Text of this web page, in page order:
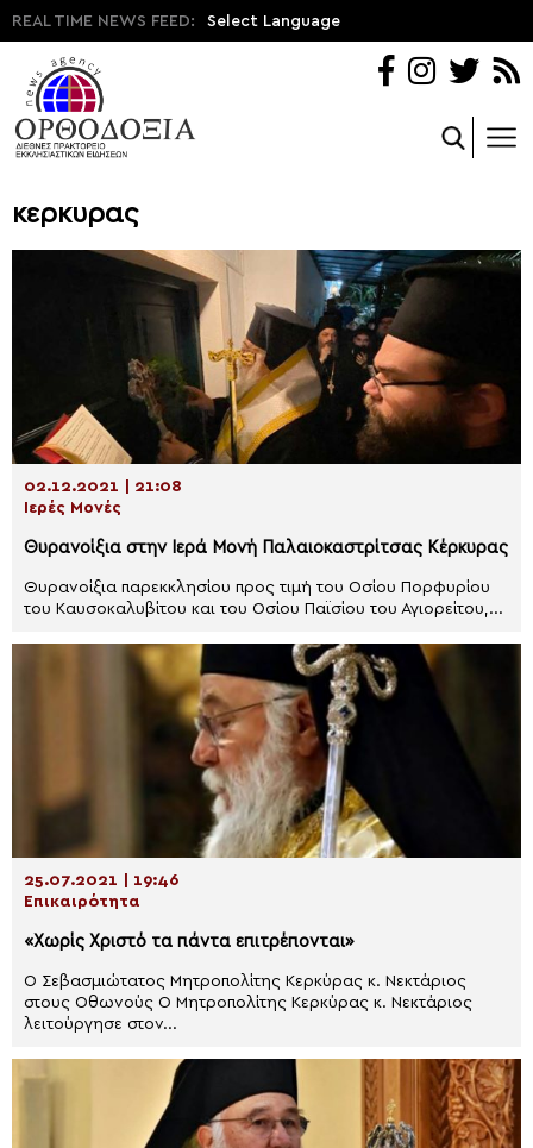
REAL TIME NEWS FEED: Select Language
κερκυρας
02.12.2021 | 21:08
Ιερές Μονές
Θυρανοίξια στην Ιερά Μονή Παλαιοκαστρίτσας Κέρκυρας
Θυρανοίξια παρεκκλησίου προς τιμή του Οσίου Πορφυρίου
του Καυσοκαλυβίτου και του Οσίου Παϊσίου του Αγιορείτου,...
25.07.2021 | 19:46
Επικαιρότητα
«Χωρίς Χριστό τα πάντα επιτρέπονται»
Ο Σεβασμιώτατος Μητροπολίτης Κερκύρας κ. Νεκτάριος
στους Οθωνούς Ο Μητροπολίτης Κερκύρας κ. Νεκτάριος
λειτούργησε στον...